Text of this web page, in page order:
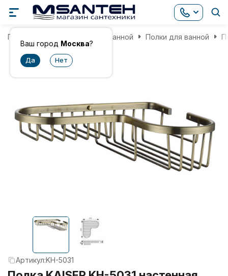
Ваш город Москва?
Главная Аксессуары для ванной Полки для ванной
Артикул:KH-5031